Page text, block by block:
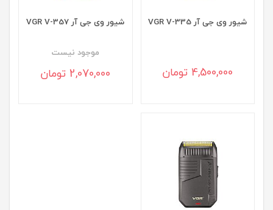
شیور وی جی آر VGR V-335
4,500,000 تومان
شیور وی جی آر VGR V-357
موجود نيست
2,070,000 تومان